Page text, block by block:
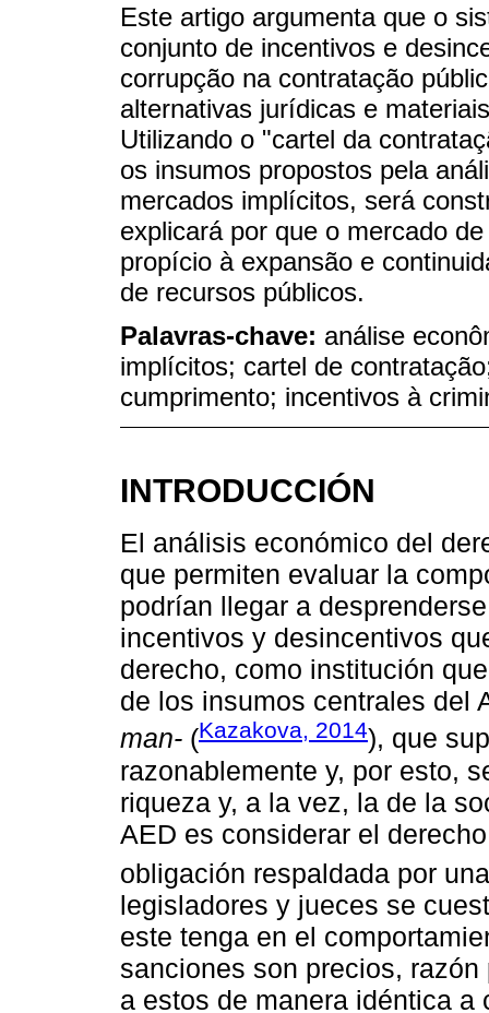
Este artigo argumenta que o
conjunto de incentivos e
corrupção na contratação
alternativas jurídicas e
Utilizando o "cartel da
os insumos propostos pela
mercados implícitos, será
explicará por que o mercado
propício à expansão e
de recursos públicos.
Palavras-chave: análise
implícitos; cartel de
cumprimento; incentivos à
INTRODUCCIÓN
El análisis económico del
que permiten evaluar la
podrían llegar a
incentivos y desincentivos
derecho, como institución
de los insumos centrales del
man- (Kazakova, 2014), que
razonablemente y, por esto,
riqueza y, a la vez, la de la
AED es considerar el
obligación respaldada por
legisladores y jueces se
este tenga en el
sanciones son precios,
a estos de manera idéntica